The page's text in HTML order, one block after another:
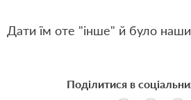
Дати їм оте "інше" й було
Поділитися в